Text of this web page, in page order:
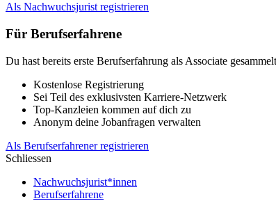
Als Nachwuchsjurist registrieren
Für Berufserfahrene
Du hast bereits erste Berufserfahrung als Associate
Kostenlose Registrierung
Sei Teil des exklusivsten Karriere-Netzwerk
Top-Kanzleien kommen auf dich zu
Anonym deine Jobanfragen verwalten
Als Berufserfahrener registrieren
Schliessen
Nachwuchsjurist*innen
Berufserfahrene